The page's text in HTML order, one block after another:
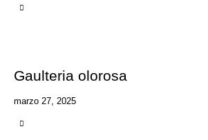
Gaulteria olorosa
marzo 27, 2025